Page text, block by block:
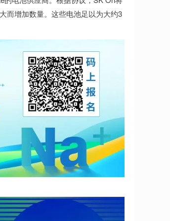
而增加数量。这些电池足以为大约3